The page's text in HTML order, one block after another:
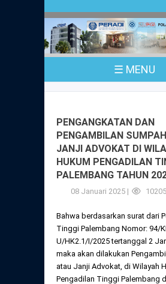
☰ MENU
Sejarah
Pusat Bantuan
Peraturan
Anggaran Dasar
Anggaran Rumah
Peraturan Perpindahan
Perubahan Peraturan
PKPA
UPA
Magang
Pengangkatan &
Pengumuman
Dewan Kehormatan
Dewan Kehormatan
Peraturan
Daftar Perkara Dewan
Komisi Pengawas
Komisi Pengawas
Komisi Pengawas
Peraturan
Certificate of Good
PENGANGKATAN DAN
PENGAMBILAN
JANJI ADVOKAT DI
HUKUM PENGADILAN
PALEMBANG TAHUN
08 Januari 2025 |
Bahwa berdasarkan surat dari
Tinggi Palembang Nomor: 94/
U/HK2.1/I/2025 tertanggal 2
maka akan dilakukan
atau Janji Advokat, di Wilayah
Pengadilan Tinggi Palembang